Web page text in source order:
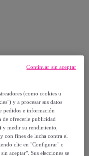
Mujer
(como cookies u
y a procesar sus datos
pedidos e información
de ofrecerle publicidad
y medir su rendimiento,
con fines de lucha contra el
clic en "Configurar" o
aceptar". Sus elecciones se
Continuar sin aceptar